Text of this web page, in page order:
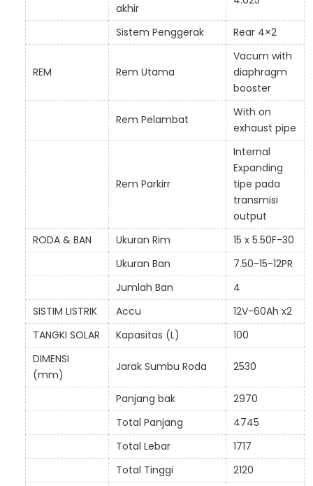
akhir
Sistem Penggerak Rear 4×2
REM Rem Utama
Vacum with
diaphragm
booster
Rem Pelambat
With on
exhaust pipe
Rem Parkirr
Internal
Expanding
tipe pada
transmisi
output
RODA & BAN
Ukuran Rim
15 x 5.50F-30
Ukuran Ban
7.50-15-12PR
Jumlah Ban
4
SISTIM LISTRIK
Accu
12V-60Ah x2
TANGKI SOLAR
Kapasitas (L)
100
DIMENSI
(mm)
Jarak Sumbu Roda 2530
Panjang bak
2970
Total Panjang
4745
Total Lebar
1717
Total Tinggi
2120